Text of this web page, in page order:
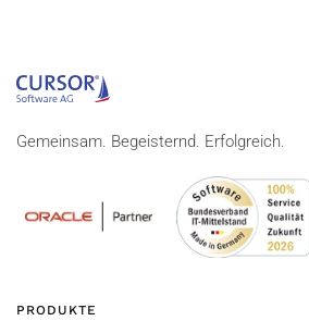
Gemeinsam. Begeisternd. Erfolgreich.
PRODUKTE